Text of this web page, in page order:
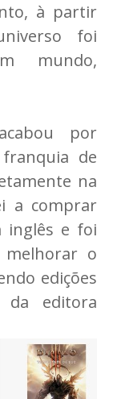
à partir
foi
mundo,
por
de
na
a comprar
inglês e foi
o
edições
da editora